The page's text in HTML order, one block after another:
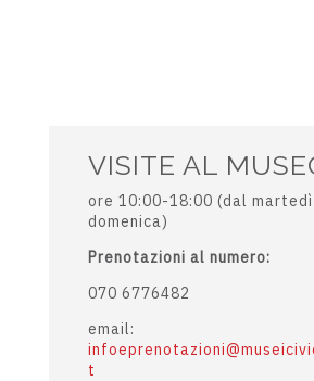
VISITE AL
ore 10:00-18:00 (dal
domenica)
Prenotazioni al numero:
070 6776482
email:
t